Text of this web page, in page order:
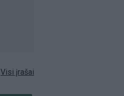
Visi įrašai